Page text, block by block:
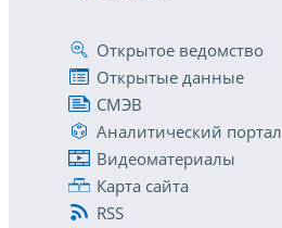
Открытое ведомство
Открытые данные
СМЭВ
Аналитический портал
Видеоматериалы
Карта сайта
RSS